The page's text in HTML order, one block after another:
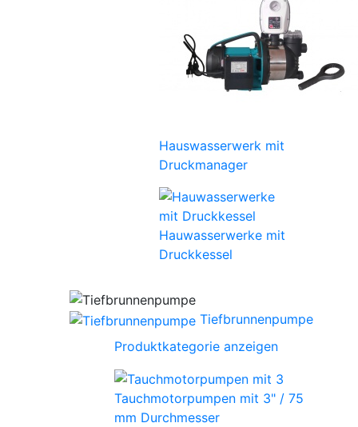
Hauswasserwerk mit
Druckmanager
Hauwasserwerke mit
Druckkessel
Tiefbrunnenpumpe
Produktkategorie anzeigen
Tauchmotorpumpen mit 3" / 75
mm Durchmesser